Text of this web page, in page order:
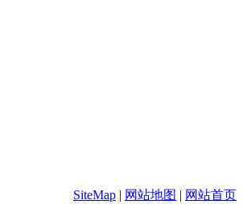
SiteMap | 网站地图 | 网站首页